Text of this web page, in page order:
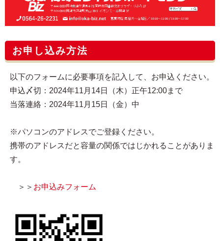
お申し込み方法
以下のフォームに必要事項を記入して、お申込ください。
申込〆切：2024年11月14日（木）正午12:00まで
当落連絡：2024年11月15日（金）中
※パソコンのアドレスでご登録ください。
携帯のアドレスだと容量の関係ではじかれることがありま
す。
＞＞ お申込みフォーム